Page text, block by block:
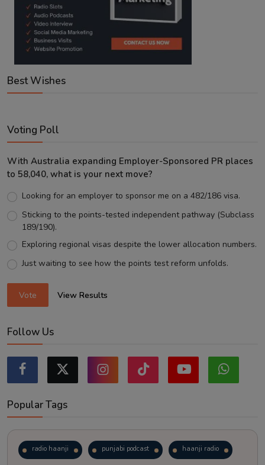
Best Wishes
Voting Poll
With Australia expanding Employer-Sponsored PR places
to 58,040, what is your next move?
Looking for an employer to sponsor me on a 482/186 visa.
Sticking to the points-tested independent pathway (Subclass
189/190).
Exploring regional visas despite the lower allocation numbers.
Just waiting to see how the points test reform unfolds.
Vote View Results
Follow Us
Popular Tags
radio haanji punjabi podcast haanji radio